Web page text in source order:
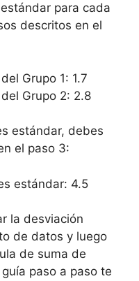
para cada
descritos en el
Grupo 1: 1.7
Grupo 2: 2.8
estándar, debes
el paso 3:
estándar: 4.5
la desviación
de datos y luego
de suma de
paso a paso te